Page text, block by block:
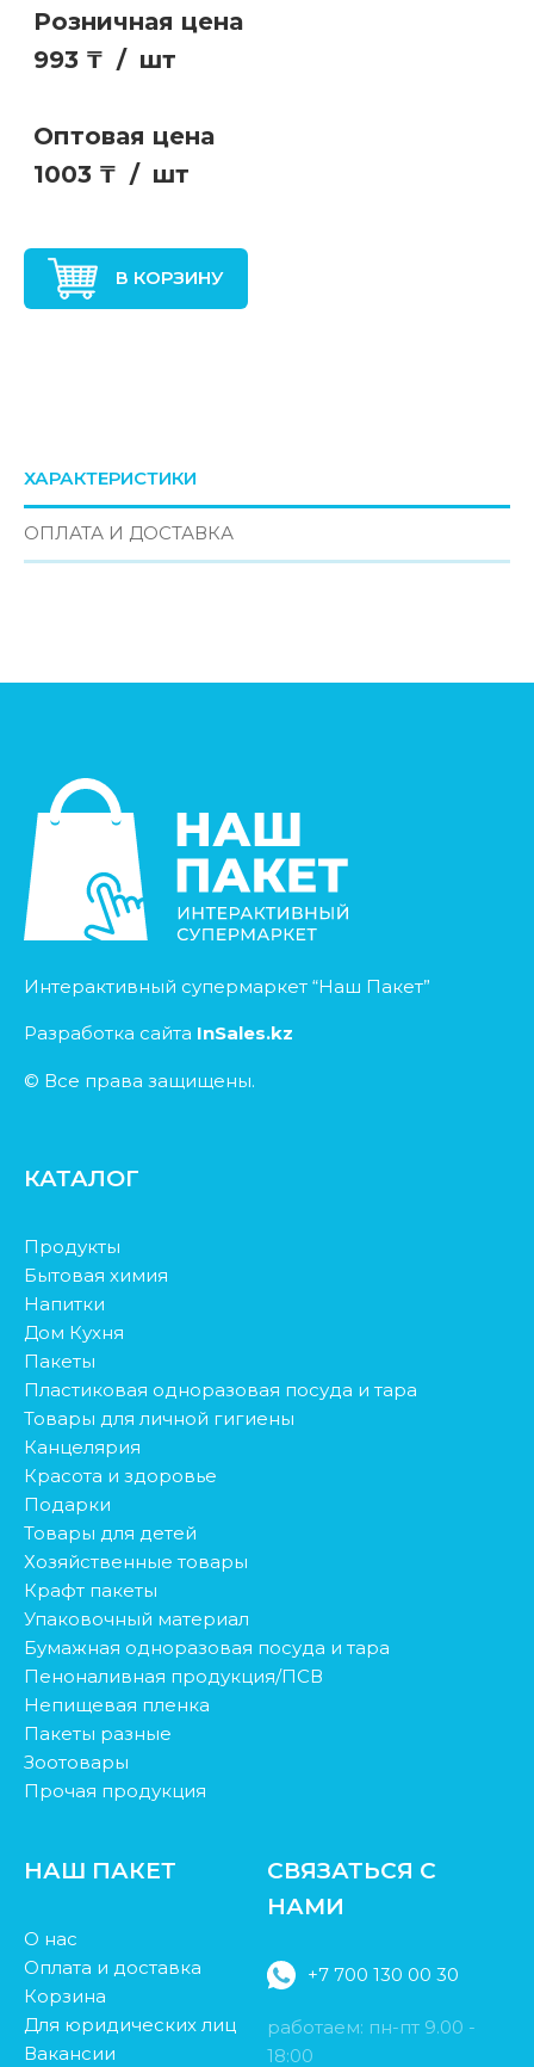
Розничная цена
993 ₸ / шт
Оптовая цена
1003 ₸ / шт
В КОРЗИНУ
ХАРАКТЕРИСТИКИ
ОПЛАТА И ДОСТАВКА
Интерактивный супермаркет “Наш Пакет”
Разработка сайта InSales.kz
© Все права защищены.
КАТАЛОГ
Продукты
Бытовая химия
Напитки
Дом Кухня
Пакеты
Пластиковая одноразовая посуда и тара
Товары для личной гигиены
Канцелярия
Красота и здоровье
Подарки
Товары для детей
Хозяйственные товары
Крафт пакеты
Упаковочный материал
Бумажная одноразовая посуда и тара
Пеноналивная продукция/ПСВ
Непищевая пленка
Пакеты разные
Зоотовары
Прочая продукция
НАШ ПАКЕТ
О нас
Оплата и доставка
Корзина
Для юридических лиц
Вакансии
СВЯЗАТЬСЯ С
НАМИ
+7 700 130 00 30
работаем: пн-пт 9.00 -
18:00